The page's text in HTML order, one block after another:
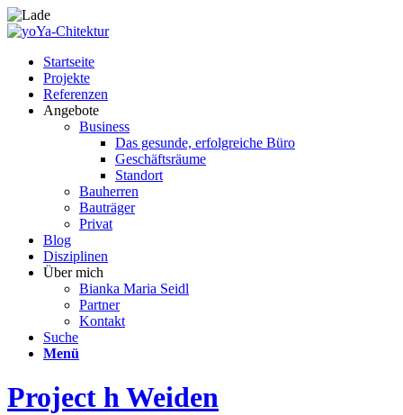
Startseite
Projekte
Referenzen
Angebote
Business
Das gesunde, erfolgreiche Büro
Geschäftsräume
Standort
Bauherren
Bauträger
Privat
Blog
Disziplinen
Über mich
Bianka Maria Seidl
Partner
Kontakt
Suche
Menü
Project h Weiden